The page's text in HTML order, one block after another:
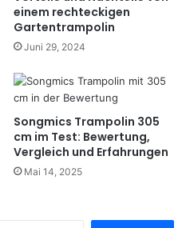
einem rechteckigen
Gartentrampolin
Juni 29, 2024
Songmics Trampolin 305
cm im Test: Bewertung,
Vergleich und Erfahrungen
Mai 14, 2025